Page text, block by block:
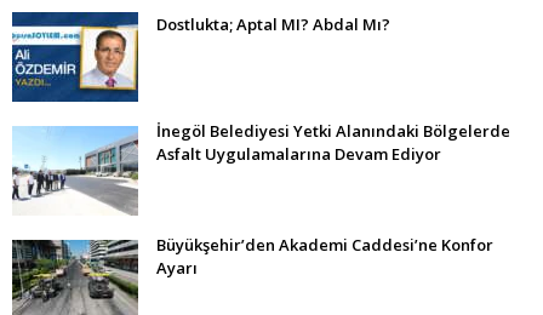
Dostlukta; Aptal MI? Abdal Mı?
İnegöl Belediyesi Yetki Alanındaki Bölgelerde
Asfalt Uygulamalarına Devam Ediyor
Büyükşehir’den Akademi Caddesi’ne Konfor
Ayarı